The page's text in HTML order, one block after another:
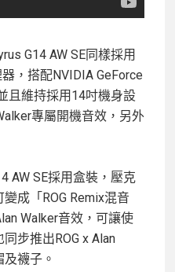
G14 AW SE同樣採用
，搭配NVIDIA GeForce
且維持採用14吋機身設
專屬開機音效，另外
AW SE採用盒裝，壓克
成「ROG Remix混音
Walker音效，可讓使
步推出ROG x Alan
襪子。